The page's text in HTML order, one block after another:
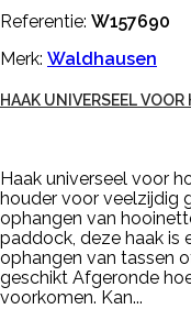
Referentie: W157690
Merk: Waldhausen
HAAK UNIVERSEEL
Haak universeel voor
houder voor veelzijdig
ophangen van
paddock, deze haak is
ophangen van tassen
geschikt Afgeronde
voorkomen. Kan...